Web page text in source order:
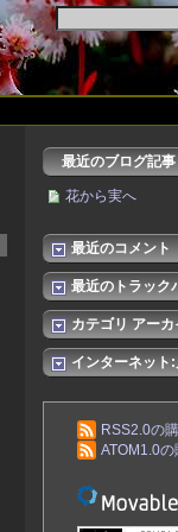
最近のブログ記事
花から実へ
最近のコメント
最近のトラック
カテゴリ アーカ
インターネット:
RSS2.0の
ATOM1.0の